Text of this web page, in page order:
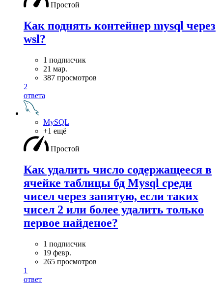
Простой
Как поднять контейнер mysql через
wsl?
1 подписчик
21 мар.
387 просмотров
2
ответа
MySQL
+1 ещё
Простой
Как удалить число содержащееся в
ячейке таблицы бд Mysql среди
чисел через запятую, если таких
чисел 2 или более удалить только
первое найденое?
1 подписчик
19 февр.
265 просмотров
1
ответ